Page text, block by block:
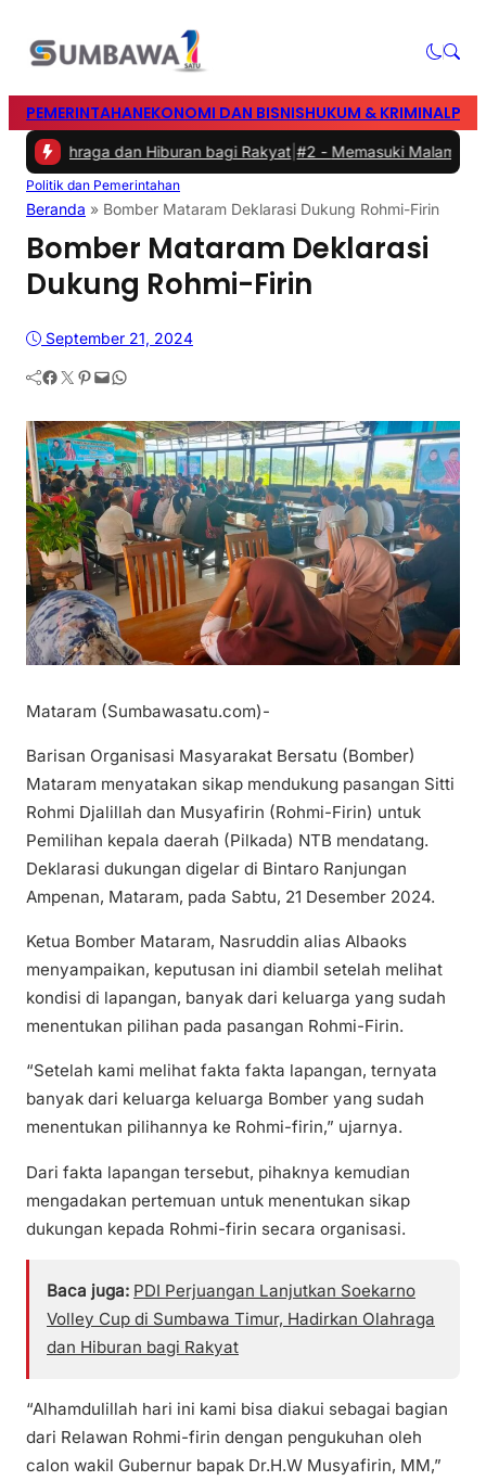
PEMERINTAHANEKONOMI DAN BISNISHUKUM & KRIMINAL
dan Hiburan bagi Rakyat|#2 -Memasuki Malam Kedua
Politik dan Pemerintahan
Beranda » Bomber Mataram Deklarasi Dukung Rohmi-Firin
Bomber Mataram Deklarasi
Dukung Rohmi-Firin
September 21, 2024
Facebook Twitter Pinterest Mail WhatsApp
Mataram (Sumbawasatu.com)-
Barisan Organisasi Masyarakat Bersatu (Bomber)
Mataram menyatakan sikap mendukung pasangan Sitti
Rohmi Djalillah dan Musyafirin (Rohmi-Firin) untuk
Pemilihan kepala daerah (Pilkada) NTB mendatang.
Deklarasi dukungan digelar di Bintaro Ranjungan
Ampenan, Mataram, pada Sabtu, 21 Desember 2024.
Ketua Bomber Mataram, Nasruddin alias Albaoks
menyampaikan, keputusan ini diambil setelah melihat
kondisi di lapangan, banyak dari keluarga yang sudah
menentukan pilihan pada pasangan Rohmi-Firin.
“Setelah kami melihat fakta fakta lapangan, ternyata
banyak dari keluarga keluarga Bomber yang sudah
menentukan pilihannya ke Rohmi-firin,” ujarnya.
Dari fakta lapangan tersebut, pihaknya kemudian
mengadakan pertemuan untuk menentukan sikap
dukungan kepada Rohmi-firin secara organisasi.
Baca juga: PDI Perjuangan Lanjutkan Soekarno
Volley Cup di Sumbawa Timur, Hadirkan Olahraga
dan Hiburan bagi Rakyat
“Alhamdulillah hari ini kami bisa diakui sebagai bagian
dari Relawan Rohmi-firin dengan pengukuhan oleh
calon wakil Gubernur bapak Dr.H.W Musyafirin, MM,”